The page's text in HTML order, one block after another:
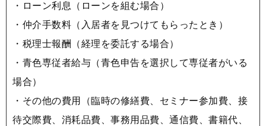
・ローン利息（ローンを組む場合）
・仲介手数料（入居者を見つけてもらったとき）
・税理士報酬（経理を委託する場合）
・青色専従者給与（青色申告を選択して専従者がいる
場合）
・その他の費用（臨時の修繕費、セミナー参加費、接
待交際費、消耗品費、事務用品費、通信費、書籍代、